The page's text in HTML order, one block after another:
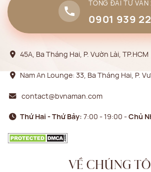
TỔNG ĐÀI TƯ
0901 939
45A, Ba Tháng Hai, P. Vườn Lài, TP.HCM
Nam An Lounge: 33, Ba Tháng Hai, P.
contact@bvnaman.com
Thứ Hai - Thứ Bảy: 7:00 - 19:00 -Chủ
VỀ CHÚNG